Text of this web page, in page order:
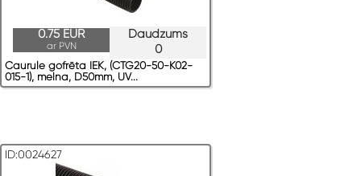
Daudzums
0
0.75 EUR
ar PVN
Caurule gofrēta IEK, (CTG20-50-K02-
015-1), melna, D50mm, UV...
ID:0024627